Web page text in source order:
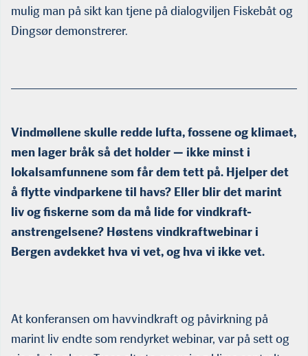
mulig man på sikt kan tjene på dialogviljen Fiskebåt og
Dingsør demonstrerer.
Vindmøllene skulle redde lufta, fossene og klimaet,
men lager bråk så det holder — ikke minst i
lokalsamfunnene som får dem tett på. Hjelper det
å flytte vindparkene til havs? Eller blir det marint
liv og fiskerne som da må lide for vindkraft-
anstrengelsene? Høstens vindkraftwebinar i
Bergen avdekket hva vi vet, og hva vi ikke vet.
At konferansen om havvindkraft og påvirkning på
marint liv endte som rendyrket webinar, var på sett og